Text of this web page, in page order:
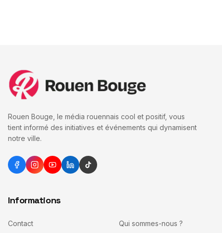
Rouen Bouge, le média rouennais cool et positif, vous
tient informé des initiatives et événements qui dynamisent
notre ville.
Informations
Contact Qui sommes-nous ?